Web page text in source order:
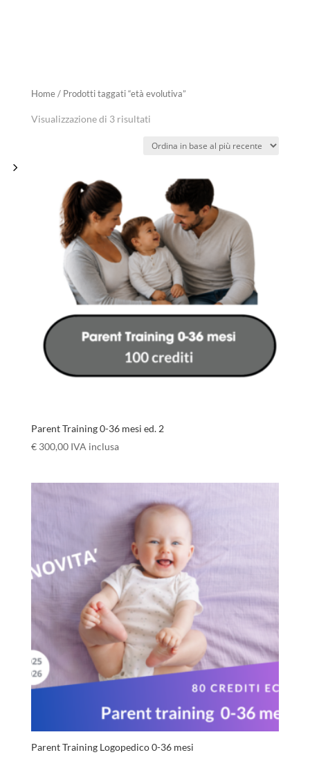
Home/ Prodotti taggati “età evolutiva”
Visualizzazione di 3 risultati
Parent Training 0-36 mesi ed. 2
€300,00 IVA inclusa
Parent Training Logopedico 0-36 mesi